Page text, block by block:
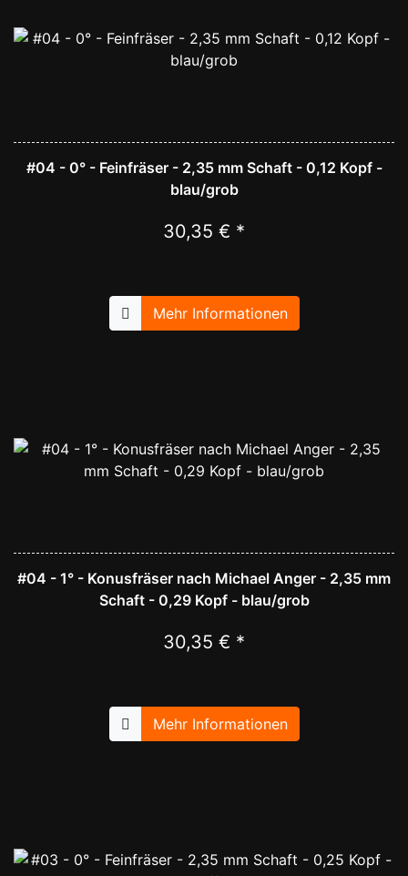
#04 - 0° - Feinfräser - 2,35 mm Schaft - 0,12 Kopf -
blau/grob
30,35 € *
Mehr Informationen
#04 - 1° - Konusfräser nach Michael Anger - 2,35 mm
Schaft - 0,29 Kopf - blau/grob
30,35 € *
Mehr Informationen